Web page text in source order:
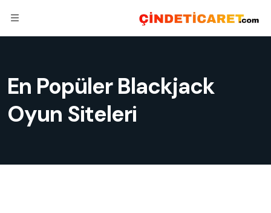
En Popüler Blackjack
Oyun Siteleri